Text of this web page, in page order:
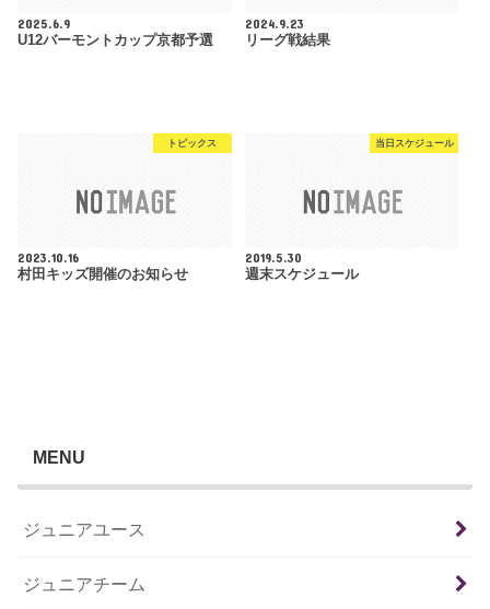
2025.6.9
U12バーモントカップ京都予選
2024.9.23
リーグ戦結果
トピックス
2023.10.16
村田キッズ開催のお知らせ
当日スケジュール
2019.5.30
週末スケジュール
MENU
ジュニアユース
ジュニアチーム